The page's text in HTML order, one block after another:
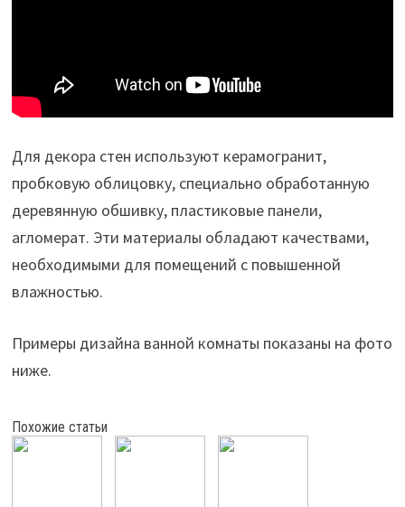
Для декора стен используют керамогранит,
пробковую облицовку, специально обработанную
деревянную обшивку, пластиковые панели,
агломерат. Эти материалы обладают качествами,
необходимыми для помещений с повышенной
влажностью.
Примеры дизайна ванной комнаты показаны на фото
ниже.
Похожие статьи